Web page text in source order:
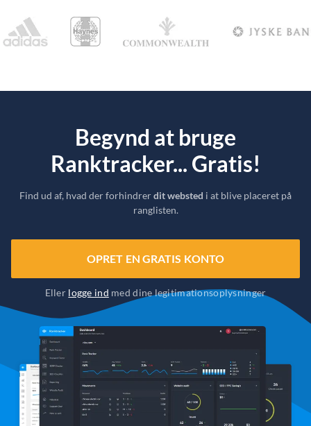
Begynd at bruge
Ranktracker... Gratis!
Find ud af, hvad der forhindrerdit websted i at blive placeret på
ranglisten.
OPRET EN GRATIS KONTO
Eller logge ind med dine legitimationsoplysninger